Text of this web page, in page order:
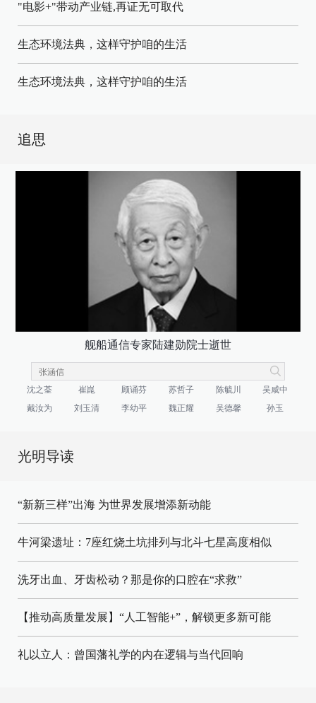
"电影+"带动产业链,再证无可取代
生态环境法典，这样守护咱的生活
生态环境法典，这样守护咱的生活
追思
舰船通信专家陆建勋院士逝世
沈之荃 崔崑 顾诵芬 苏哲子 陈毓川
吴咸中
戴汝为
刘玉清 李幼平 魏正耀 吴德馨 孙玉
光明导读
“新新三样”出海 为世界发展增添新动能
牛河梁遗址：7座红烧土坑排列与北斗七星高度相似
洗牙出血、牙齿松动？那是你的口腔在“求救”
【推动高质量发展】“人工智能+”，解锁更多新可能
礼以立人：曾国藩礼学的内在逻辑与当代回响